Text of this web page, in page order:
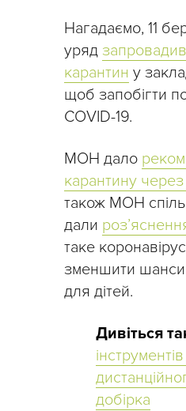
Нагадаємо, 11
уряд
карантин у
щоб запобігти
COVID-19.
МОН дало
карантину
також МОН
дали
таке
зменшити шанси
для дітей.
Дивіться
добірка